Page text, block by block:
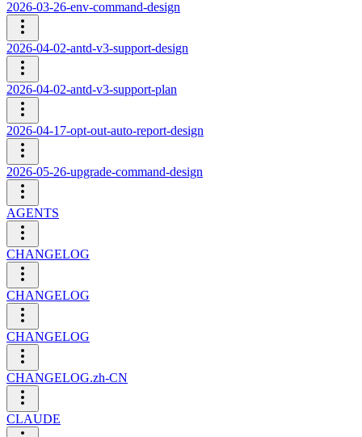
2026-03-26-env-command-design
2026-04-02-antd-v3-support-design
2026-04-02-antd-v3-support-plan
2026-04-17-opt-out-auto-report-design
2026-05-26-upgrade-command-design
AGENTS
CHANGELOG
CHANGELOG
CHANGELOG
CHANGELOG.zh-CN
CLAUDE